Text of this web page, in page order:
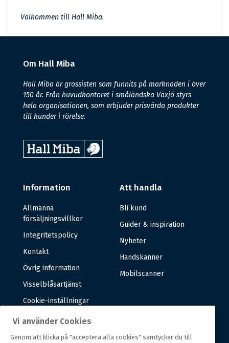
Välkommen till Hall Miba.
Om Hall Miba
Hall Miba är grossisten som funnits på marknaden i över
150 år. Från huvudkontoret i småländska Växjö styrs
hela organisationen, som erbjuder prisvärda produkter
till kunder i rörelse.
Information
Allmänna
försäljningsvillkor
Integritetspolicy
Kontakt
Övrig information
Visselblåsartjänst
Cookie-inställningar
Att handla
Bli kund
Guider & inspiration
Nyheter
Handskanner
Mobilscanner
Vi använder Cookies
Genom att klicka på "acceptera alla cookies" samtycker du till